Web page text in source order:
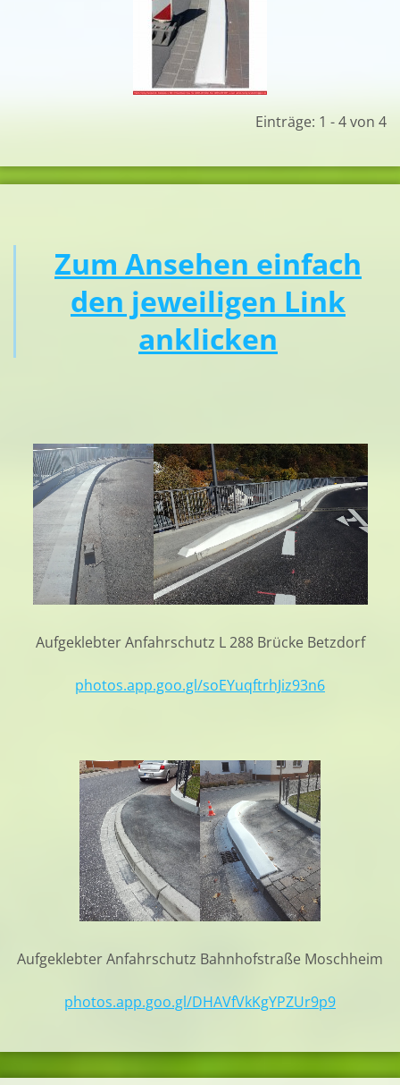
Einträge: 1 - 4 von 4
Zum Ansehen einfach
den jeweiligen Link
anklicken
Aufgeklebter Anfahrschutz L 288 Brücke Betzdorf
photos.app.goo.gl/soEYuqftrhJiz93n6
Aufgeklebter Anfahrschutz Bahnhofstraße Moschheim
photos.app.goo.gl/DHAVfVkKgYPZUr9p9